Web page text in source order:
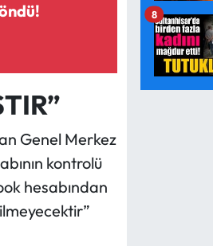
Genel Merkez
kontrolü
hesabından
8